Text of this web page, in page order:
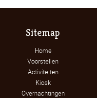
Sitemap
Home
Voorstellen
Activiteiten
Kiosk
Overnachtingen